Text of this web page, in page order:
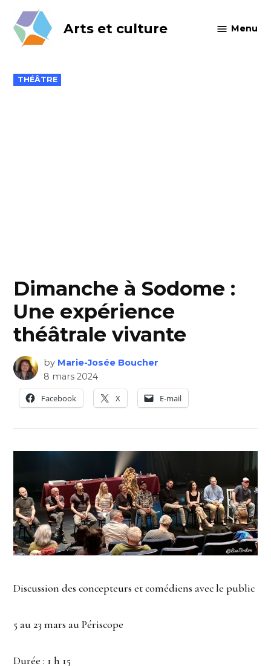
content
Arts et culture Menu
POSTED
IN
THÉÂTRE
Dimanche à Sodome :
Une expérience
théâtrale vivante
by Marie-Josée Boucher
8 mars 2024
Facebook
X E-mail
Discussion des concepteurs et comédiens avec le public
5 au 23 mars au Périscope
Durée : 1 h 15